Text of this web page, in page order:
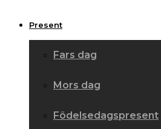
Present
Fars dag
Mors dag
Födelsedagspresent